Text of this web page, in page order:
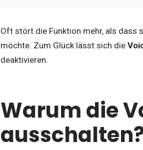
Oft stört die Funktion mehr, als dass
möchte. Zum Glück lässt sich die
deaktivieren.
Warum die